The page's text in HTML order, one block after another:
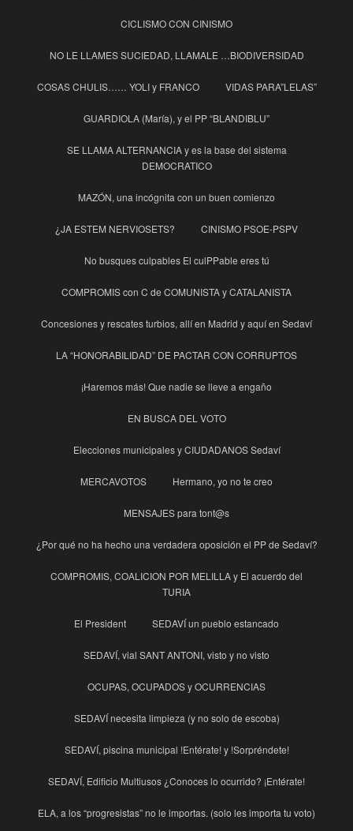
CICLISMO CON CINISMO
NO LE LLAMES SUCIEDAD, LLAMALE …BIODIVERSIDAD
COSAS CHULIS…… YOLI y FRANCO VIDAS PARA”LELAS”
GUARDIOLA (María), y el PP “BLANDIBLU”
SE LLAMA ALTERNANCIA y es la base del sistema
DEMOCRATICO
MAZÓN, una incógnita con un buen comienzo
¿JA ESTEM NERVIOSETS? CINISMO PSOE-PSPV
No busques culpables El culPPable eres tú
COMPROMIS con C de COMUNISTA y CATALANISTA
Concesiones y rescates turbios, allí en Madrid y aquí en Sedaví
LA “HONORABILIDAD” DE PACTAR CON CORRUPTOS
¡Haremos más! Que nadie se lleve a engaño
EN BUSCA DEL VOTO
Elecciones municipales y CIUDADANOS Sedaví
MERCAVOTOS Hermano, yo no te creo
MENSAJES para tont@s
¿Por qué no ha hecho una verdadera oposición el PP de Sedaví?
COMPROMIS, COALICION POR MELILLA y El acuerdo del
TURIA
El President SEDAVÍ un pueblo estancado
SEDAVÍ, vial SANT ANTONI, visto y no visto
OCUPAS, OCUPADOS y OCURRENCIAS
SEDAVÍ necesita limpieza (y no solo de escoba)
SEDAVÍ, piscina municipal !Entérate! y !Sorpréndete!
SEDAVÍ, Edificio Multiusos ¿Conoces lo ocurrido? ¡Entérate!
ELA, a los “progresistas” no le importas. (solo les importa tu voto)